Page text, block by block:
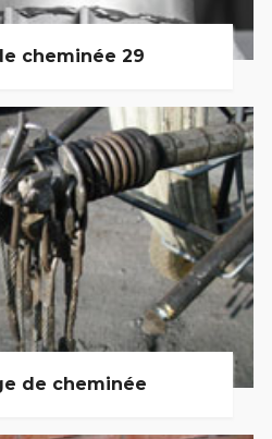
cheminée 29
de cheminée